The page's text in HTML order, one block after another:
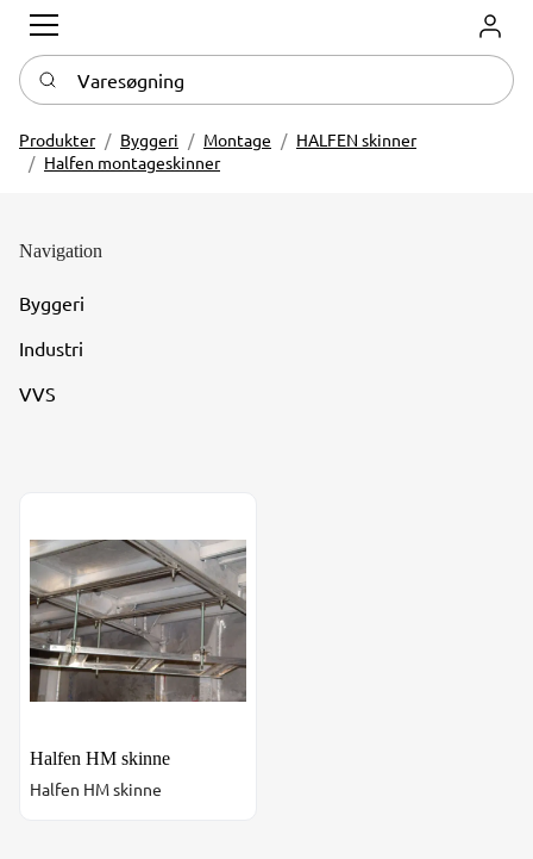
Log
Varesøgning
Produkter Byggeri Montage
HALFEN skinner
Halfen montageskinner
Navigation
Byggeri
Industri
VVS
Halfen HM skinne
Halfen HM skinne